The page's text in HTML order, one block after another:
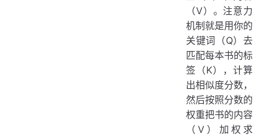
（V）。注意力
机制就是用你的
关键词（Q）去
匹配每本书的标
签（K），计算
出相似度分数，
然后按照分数的
权重把书的内容
（V）加权求